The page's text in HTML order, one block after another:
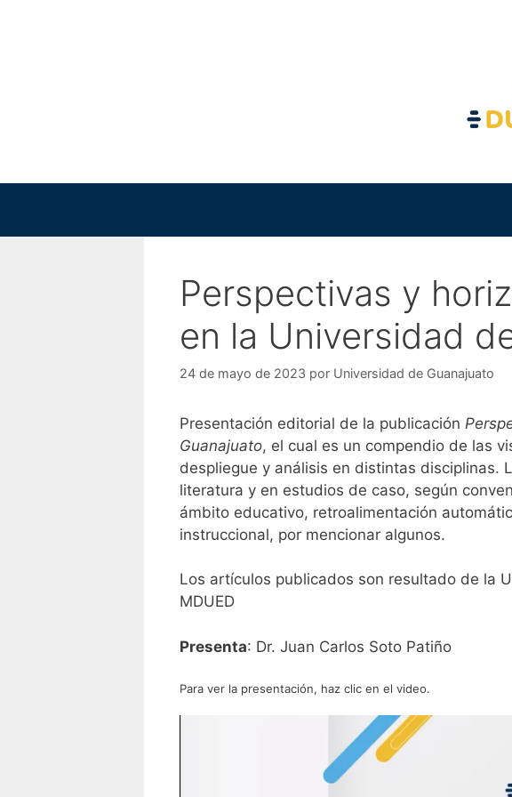
Perspectivas y
en la Universidad
24 de mayo de 2023 por Universidad de Guanajuato
Presentación editorial de la publicación
Guanajuato, el cual es un compendio de las
despliegue y análisis en distintas disciplinas.
literatura y en estudios de caso, según
ámbito educativo, retroalimentación
instruccional, por mencionar algunos.
Los artículos publicados son resultado de la
MDUED
Presenta: Dr. Juan Carlos Soto Patiño
Para ver la presentación, haz clic en el video.